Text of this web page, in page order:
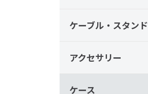
ケーブル・スタンド
アクセサリー
ケース